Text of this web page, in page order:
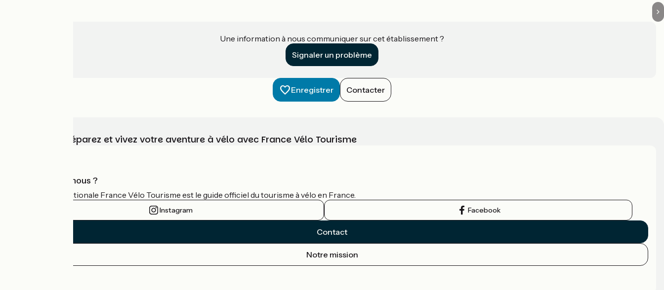
Une information à nous communiquer sur cet établissement ?
Signaler un problème
Enregistrer Contacter
Choisissez, préparez et vivez votre aventure à vélo avec France Vélo Tourisme
Qui sommes-nous ?
L'association nationale France Vélo Tourisme est le guide officiel du tourisme à vélo en France.
Instagram Facebook
Contact
Notre mission